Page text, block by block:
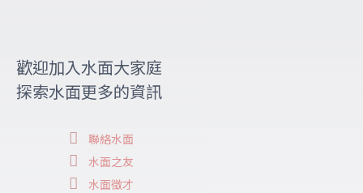
歡迎加入水面大家庭
探索水面更多的資訊
聯絡水面
水面之友
水面徵才